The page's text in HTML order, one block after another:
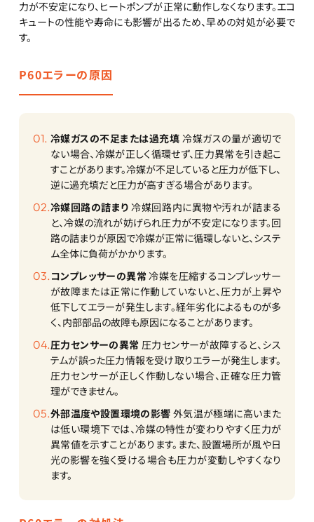
力が不安定になり、ヒートポンプが正常に動作しなくなります。エコ
キュートの性能や寿命にも影響が出るため、早めの対処が必要で
す。
P60エラーの原因
冷媒ガスの不足または過充填 冷媒ガスの量が適切で
ない場合、冷媒が正しく循環せず、圧力異常を引き起こ
すことがあります。冷媒が不足していると圧力が低下し、
逆に過充填だと圧力が高すぎる場合があります。
冷媒回路の詰まり 冷媒回路内に異物や汚れが詰まる
と、冷媒の流れが妨げられ圧力が不安定になります。回
路の詰まりが原因で冷媒が正常に循環しないと、システ
ム全体に負荷がかかります。
コンプレッサーの異常 冷媒を圧縮するコンプレッサー
が故障または正常に作動していないと、圧力が上昇や
低下してエラーが発生します。経年劣化によるものが多
く、内部部品の故障も原因になることがあります。
圧力センサーの異常 圧力センサーが故障すると、シス
テムが誤った圧力情報を受け取りエラーが発生します。
圧力センサーが正しく作動しない場合、正確な圧力管
理ができません。
外部温度や設置環境の影響 外気温が極端に高いまた
は低い環境下では、冷媒の特性が変わりやすく圧力が
異常値を示すことがあります。また、設置場所が風や日
光の影響を強く受ける場合も圧力が変動しやすくなり
ます。